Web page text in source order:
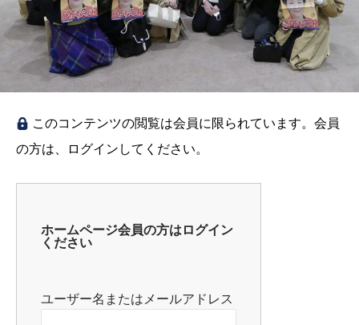
このコンテンツの閲覧は会員に限られています。会員
の方は、ログインしてください。
ホームページ会員の方はログイン
ください
ユーザー名またはメールアドレス